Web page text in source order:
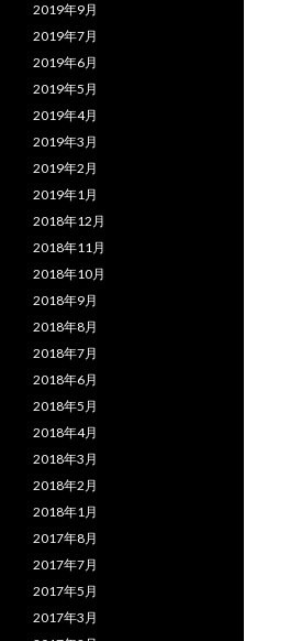
2019年9月
2019年7月
2019年6月
2019年5月
2019年4月
2019年3月
2019年2月
2019年1月
2018年12月
2018年11月
2018年10月
2018年9月
2018年8月
2018年7月
2018年6月
2018年5月
2018年4月
2018年3月
2018年2月
2018年1月
2017年8月
2017年7月
2017年5月
2017年3月